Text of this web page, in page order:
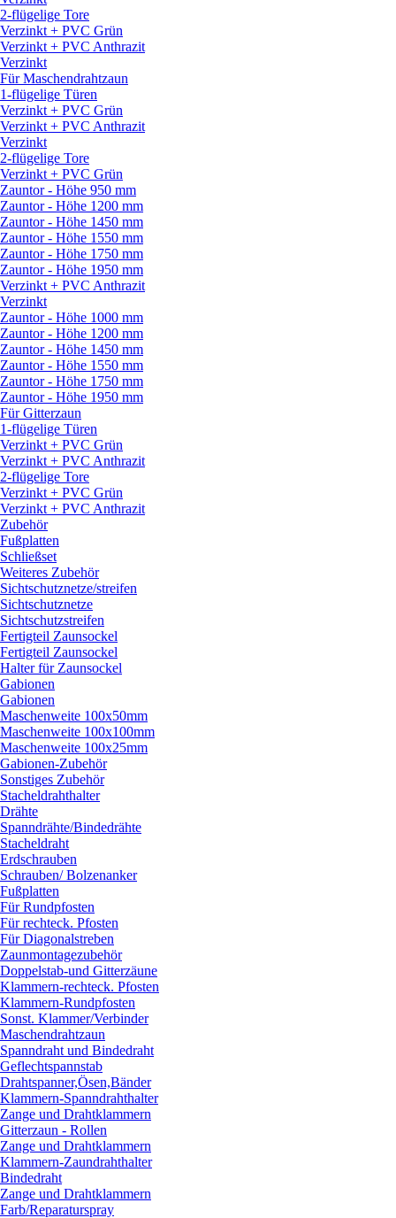
2-flügelige Tore
Verzinkt + PVC Grün
Verzinkt + PVC Anthrazit
Verzinkt
Für Maschendrahtzaun
1-flügelige Türen
Verzinkt + PVC Grün
Verzinkt + PVC Anthrazit
Verzinkt
2-flügelige Tore
Verzinkt + PVC Grün
Zauntor - Höhe 950 mm
Zauntor - Höhe 1200 mm
Zauntor - Höhe 1450 mm
Zauntor - Höhe 1550 mm
Zauntor - Höhe 1750 mm
Zauntor - Höhe 1950 mm
Verzinkt + PVC Anthrazit
Verzinkt
Zauntor - Höhe 1000 mm
Zauntor - Höhe 1200 mm
Zauntor - Höhe 1450 mm
Zauntor - Höhe 1550 mm
Zauntor - Höhe 1750 mm
Zauntor - Höhe 1950 mm
Für Gitterzaun
1-flügelige Türen
Verzinkt + PVC Grün
Verzinkt + PVC Anthrazit
2-flügelige Tore
Verzinkt + PVC Grün
Verzinkt + PVC Anthrazit
Zubehör
Fußplatten
Schließset
Weiteres Zubehör
Sichtschutznetze/streifen
Sichtschutznetze
Sichtschutzstreifen
Fertigteil Zaunsockel
Fertigteil Zaunsockel
Halter für Zaunsockel
Gabionen
Gabionen
Maschenweite 100x50mm
Maschenweite 100x100mm
Maschenweite 100x25mm
Gabionen-Zubehör
Sonstiges Zubehör
Stacheldrahthalter
Drähte
Spanndrähte/Bindedrähte
Stacheldraht
Erdschrauben
Schrauben/Bolzenanker
Fußplatten
Für Rundpfosten
Für rechteck. Pfosten
Für Diagonalstreben
Zaunmontagezubehör
Doppelstab-und Gitterzäune
Klammern-rechteck. Pfosten
Klammern-Rundpfosten
Sonst. Klammer/Verbinder
Maschendrahtzaun
Spanndraht und Bindedraht
Geflechtspannstab
Drahtspanner,Ösen,Bänder
Klammern-Spanndrahthalter
Zange und Drahtklammern
Gitterzaun - Rollen
Zange und Drahtklammern
Klammern-Zaundrahthalter
Bindedraht
Zange und Drahtklammern
Farb/Reparaturspray